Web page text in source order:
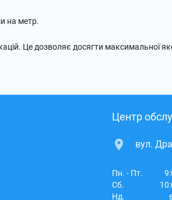
на метр.
Це дозволяє досягти максимальної
Центр
вул.
Пн. - Пт.
Сб.
Нд.